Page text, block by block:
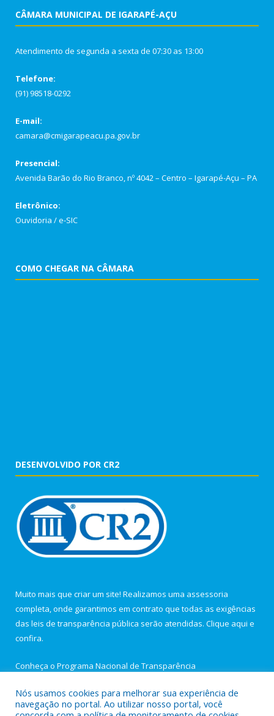
CÂMARA MUNICIPAL DE IGARAPÉ-AÇU
Atendimento de segunda a sexta de 07:30 as 13:00
Telefone:
(91) 98518-0292
E-mail:
camara@cmigarapeacu.pa.gov.br
Presencial:
Avenida Barão do Rio Branco, nº 4042 – Centro – Igarapé-Açu – PA
Eletrônico:
Ouvidoria /e-SIC
COMO CHEGAR NA CÂMARA
DESENVOLVIDO POR CR2
Muito mais que criar um site! Realizamos uma assessoria
completa, onde garantimos em contrato que todas as exigências
das leis de transparência pública serão atendidas. Clique aqui e
confira.
Conheça o Programa Nacional de Transparência
Nós usamos cookies para melhorar sua experiência de
navegação no portal. Ao utilizar nosso portal, você